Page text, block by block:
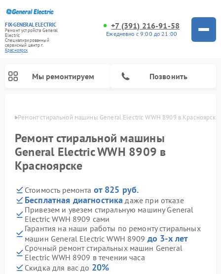
FIX-GENERAL ELECTRIC
Ремонт устройств General
Electric
Специализированный
cервисный центр г.
Красноярск
+7 (391) 216-91-58
Ежедневно с 9:00 до 21:00
Мы ремонтируем Позвонить
Ремонт стиральной машины General Electric WWH 8909 в Красноярске
Ремонт стиральной машины
General Electric WWH 8909 в
Красноярске
Стоимость ремонта от 825 руб.
Бесплатная диагностика даже при отказе
Привезем и увезем стиральную машину General
Electric WWH 8909 сами
Гарантия на наши работы по ремонту стиральных
машин General Electric WWH 8909 до 3-х лет
Срочный ремонт стиральных машин General
Electric WWH 8909 в течении часа
Скидка для вас до 20%